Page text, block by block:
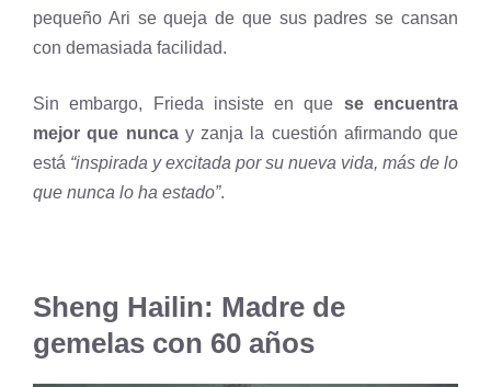
pequeño Ari se queja de que sus padres se cansan
con demasiada facilidad.
Sin embargo, Frieda insiste en que se encuentra
mejor que nuncay zanja la cuestión afirmando que
está “inspirada y excitada por su nueva vida, más de lo
que nunca lo ha estado”.
Sheng Hailin: Madre de
gemelas con 60 años